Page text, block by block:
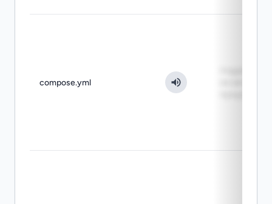
compose.yml